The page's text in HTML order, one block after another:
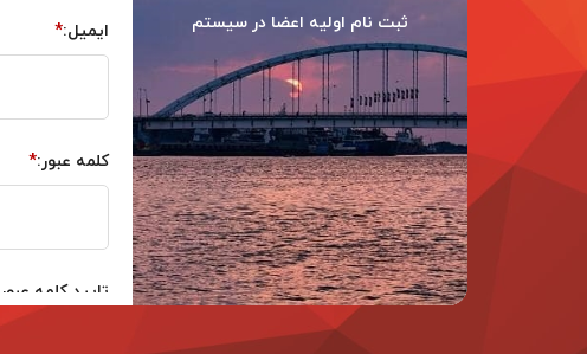
ثبت نام اولیه اعضا در سیستم ایمیل:
کلمه عبور:
تایید کلمه